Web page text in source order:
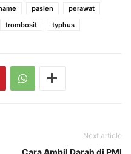
pasien
perawat
trombosit typhus
Next article
Cara Ambil Darah di PMI